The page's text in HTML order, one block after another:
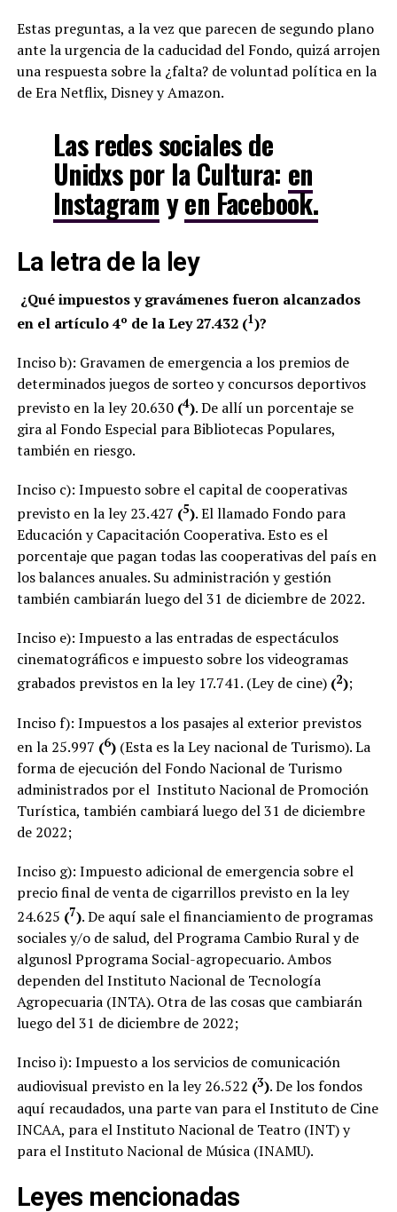
Estas preguntas, a la vez que parecen de segundo plano
ante la urgencia de la caducidad del Fondo, quizá arrojen
una respuesta sobre la ¿falta? de voluntad política en la
de Era Netflix, Disney y Amazon.
Las redes sociales de
Unidxs por la Cultura: en
Instagramyen Facebook.
La letra de la ley
¿Qué impuestos y gravámenes fueron alcanzados
en el artículo 4º de la Ley 27.432 (1)?
Inciso b): Gravamen de emergencia a los premios de
determinados juegos de sorteo y concursos deportivos
previsto en la ley 20.630 (4). De allí un porcentaje se
gira al Fondo Especial para Bibliotecas Populares,
también en riesgo.
Inciso c): Impuesto sobre el capital de cooperativas
previsto en la ley 23.427 (5). El llamado Fondo para
Educación y Capacitación Cooperativa. Esto es el
porcentaje que pagan todas las cooperativas del país en
los balances anuales. Su administración y gestión
también cambiarán luego del 31 de diciembre de 2022.
Inciso e): Impuesto a las entradas de espectáculos
cinematográficos e impuesto sobre los videogramas
grabados previstos en la ley 17.741. (Ley de cine) (2);
Inciso f): Impuestos a los pasajes al exterior previstos
en la 25.997 (6)(Esta es la Ley nacional de Turismo). La
forma de ejecución del Fondo Nacional de Turismo
administrados por el Instituto Nacional de Promoción
Turística, también cambiará luego del 31 de diciembre
de 2022;
Inciso g): Impuesto adicional de emergencia sobre el
precio final de venta de cigarrillos previsto en la ley
24.625 (7). De aquí sale el financiamiento de programas
sociales y/o de salud, del Programa Cambio Rural y de
algunosl Pprograma Social-agropecuario. Ambos
dependen del Instituto Nacional de Tecnología
Agropecuaria (INTA). Otra de las cosas que cambiarán
luego del 31 de diciembre de 2022;
Inciso i): Impuesto a los servicios de comunicación
audiovisual previsto en la ley 26.522 (3). De los fondos
aquí recaudados, una parte van para el Instituto de Cine
INCAA, para el Instituto Nacional de Teatro (INT) y
para el Instituto Nacional de Música (INAMU).
Leyes mencionadas